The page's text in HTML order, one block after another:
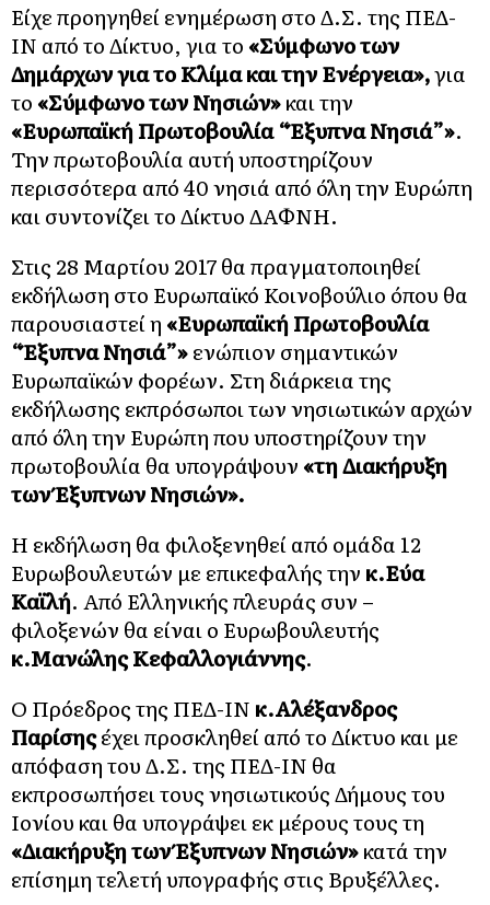
Είχε προηγηθεί ενημέρωση στο Δ.Σ. της ΠΕΔ-
ΙΝ από το Δίκτυο, για το «Σύμφωνο των
Δημάρχων για το Κλίμα και την Ενέργεια»,για
το «Σύμφωνο των Νησιών»και την
«Ευρωπαϊκή Πρωτοβουλία “Έξυπνα Νησιά”».
Την πρωτοβουλία αυτή υποστηρίζουν
περισσότερα από 40 νησιά από όλη την Ευρώπη
και συντονίζει το Δίκτυο ΔΑΦΝΗ.
Στις 28 Μαρτίου 2017 θα πραγματοποιηθεί
εκδήλωση στο Ευρωπαϊκό Κοινοβούλιο όπου θα
παρουσιαστεί η «Ευρωπαϊκή Πρωτοβουλία
“Έξυπνα Νησιά”»ενώπιον σημαντικών
Ευρωπαϊκών φορέων. Στη διάρκεια της
εκδήλωσης εκπρόσωποι των νησιωτικών αρχών
από όλη την Ευρώπη που υποστηρίζουν την
πρωτοβουλία θα υπογράψουν «τη Διακήρυξη
των Έξυπνων Νησιών».
Η εκδήλωση θα φιλοξενηθεί από ομάδα 12
Ευρωβουλευτών με επικεφαλής την κ.Εύα
Καϊλή. Από Ελληνικής πλευράς συν –
φιλοξενών θα είναι ο Ευρωβουλευτής
κ.Μανώλης Κεφαλλογιάννης.
Ο Πρόεδρος της ΠΕΔ-ΙΝ κ.Αλέξανδρος
Παρίσηςέχει προσκληθεί από το Δίκτυο και με
απόφαση του Δ.Σ. της ΠΕΔ-ΙΝ θα
εκπροσωπήσει τους νησιωτικούς Δήμους του
Ιονίου και θα υπογράψει εκ μέρους τους τη
«Διακήρυξη των Έξυπνων Νησιών»κατά την
επίσημη τελετή υπογραφής στις Βρυξέλλες.